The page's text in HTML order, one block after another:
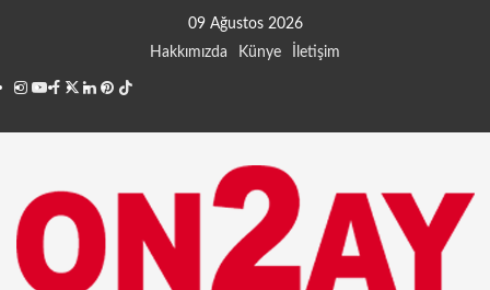
09 Ağustos 2026
Hakkımızda
Künye İletişim